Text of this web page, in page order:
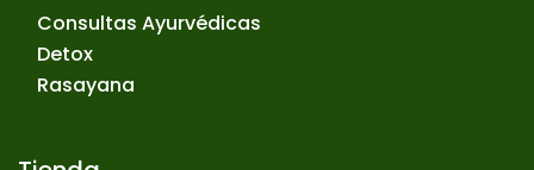
Consultas Ayurvédicas
Detox
Rasayana